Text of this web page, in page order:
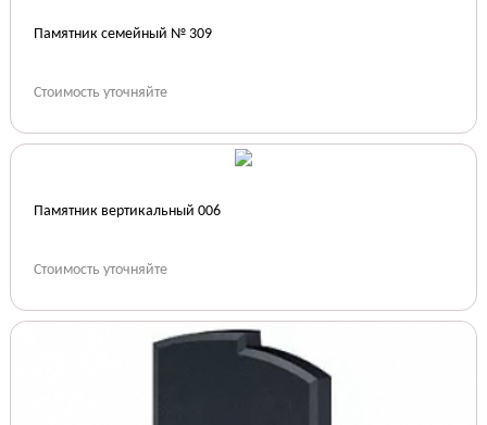
Памятник семейный № 309
Стоимость уточняйте
Памятник вертикальный 006
Стоимость уточняйте